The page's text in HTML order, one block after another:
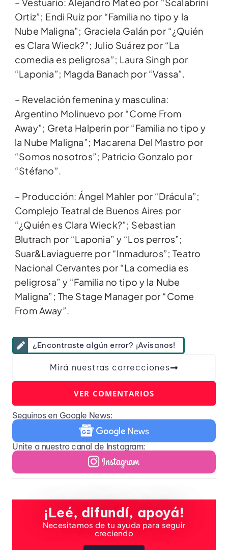
– Vestuario: Alejandro Mateo por “Scalabrini
Ortiz”; Endi Ruiz por “Familia no tipo y la
Nube Maligna”; Graciela Galán por “¿Quién
es Clara Wieck?”; Julio Suárez por “La
comedia es peligrosa”; Laura Singh por
“Laponia”; Magda Banach por “Vassa”.
– Revelación femenina y masculina:
Argentino Molinuevo por “Come From
Away”; Greta Halperin por “Familia no tipo y
la Nube Maligna”; Macarena Del Mastro por
“Somos nosotros”; Patricio Gonzalo por
“Stéfano”.
– Producción: Ángel Mahler por “Drácula”;
Complejo Teatral de Buenos Aires por
“¿Quién es Clara Wieck?”; Sebastian
Blutrach por “Laponia” y “Los perros”;
Suar&Laviaguerre por “Inmaduros”; Teatro
Nacional Cervantes por “La comedia es
peligrosa” y “Familia no tipo y la Nube
Maligna”; The Stage Manager por “Come
From Away”.
¿Encontraste algún error? ¡Avisanos!
Mirá nuestras correcciones
VER COMENTARIOS
Seguinos en Google News:
Unite a nuestro canal de Instagram:
¡Leé, difundí, apoyá!
Necesitamos de tu ayuda para seguir
creciendo